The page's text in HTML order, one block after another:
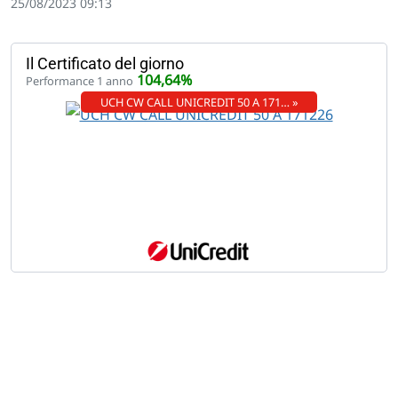
Il Certificato del giorno
Performance 1 anno 104,64%
UCH CW CALL UNICREDIT 50 A 171… »